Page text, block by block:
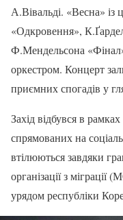
А.Вівальді. «Весна»
«Одкровення»,
Ф.Мендельсона
оркестром. Концерт
приємних спогадів у
Захід відбувся в
спрямованих на
втілюються завдяки
організації з
урядом республіки